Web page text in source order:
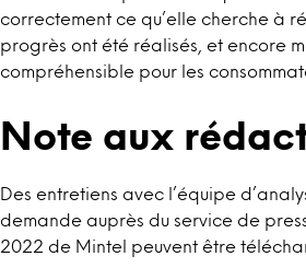
correctement ce qu’elle cherche à
progrès ont été réalisés, et encore
compréhensible pour les
Note aux
Des entretiens avec l’équipe
demande auprès du service de
2022 de Mintel peuvent être